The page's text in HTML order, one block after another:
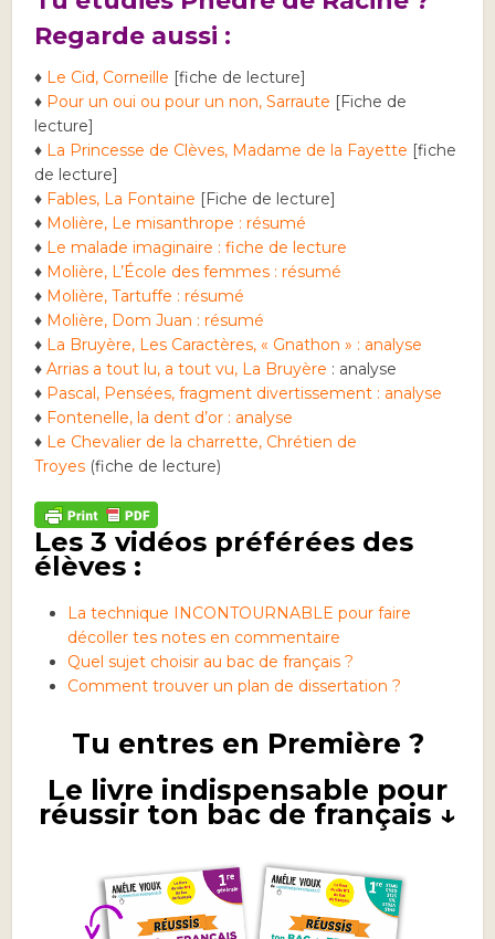
Regarde aussi :
♦ Le Cid, Corneille [fiche de lecture]
♦ Pour un oui ou pour un non, Sarraute [Fiche de
lecture]
♦ La Princesse de Clèves, Madame de la Fayette [fiche
de lecture]
♦ Fables, La Fontaine [Fiche de lecture]
♦ Molière, Le misanthrope : résumé
♦ Le malade imaginaire : fiche de lecture
♦ Molière, L’École des femmes : résumé
♦ Molière, Tartuffe : résumé
♦ Molière, Dom Juan : résumé
♦ La Bruyère, Les Caractères, « Gnathon » : analyse
♦Arrias a tout lu, a tout vu, La Bruyère : analyse
♦ Pascal, Pensées, fragment divertissement : analyse
♦ Fontenelle, la dent d’or : analyse
♦ Le Chevalier de la charrette, Chrétien de
Troyes (fiche de lecture)
Les 3 vidéos préférées des
élèves :
La technique INCONTOURNABLE pour faire
décoller tes notes en commentaire
Quel sujet choisir au bac de français ?
Comment trouver un plan de dissertation ?
Tu entres en Première ?
Le livre indispensable pour
réussir ton bac de français ↓